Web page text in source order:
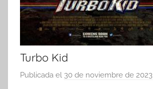
Turbo Kid
Publicada el 30 de noviembre de 2023